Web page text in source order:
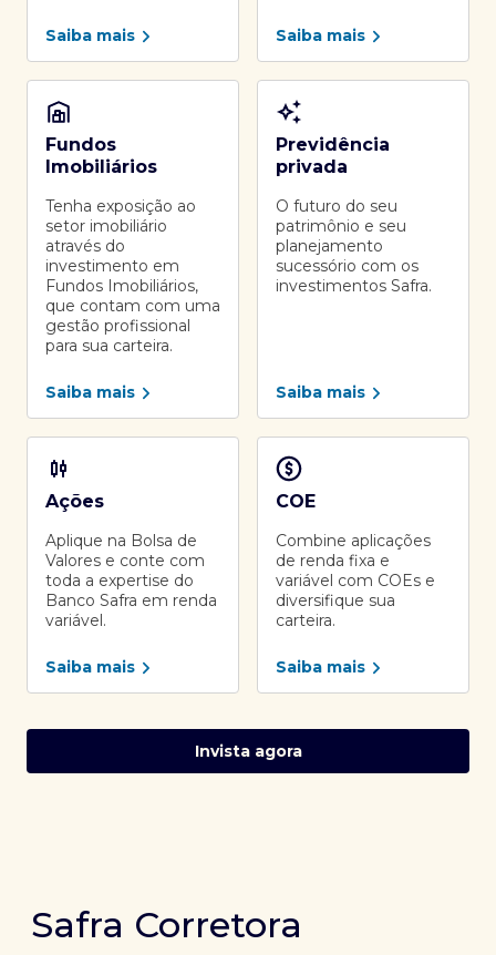
Saiba mais Saiba mais
Fundos
Imobiliários
Tenha exposição ao
setor imobiliário
através do
investimento em
Fundos Imobiliários,
que contam com uma
gestão profissional
para sua carteira.
Saiba mais
Previdência
privada
O futuro do seu
patrimônio e seu
planejamento
sucessório com os
investimentos Safra.
Saiba mais
Ações
Aplique na Bolsa de
Valores e conte com
toda a expertise do
Banco Safra em renda
variável.
Saiba mais
COE
Combine aplicações
de renda fixa e
variável com COEs e
diversifique sua
carteira.
Saiba mais
Invista agora
Safra Corretora